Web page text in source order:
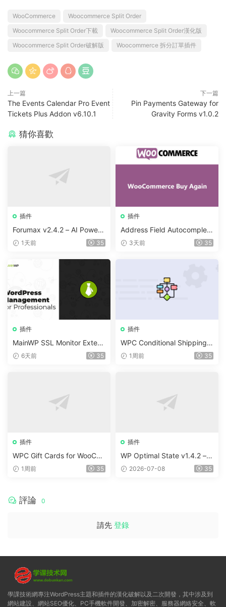
WooCommerce
Woocommerce Split Order
Woocommerce Split Order下載
Woocommerce Split Order漢化版
Woocommerce Split Order破解版
Woocommerce 拆分訂單插件
上一篇
The Events Calendar Pro Event
Tickets Plus Addon v6.10.1
下一篇
Pin Payments Gateway for
Gravity Forms v1.0.2
猜你喜歡
插件
Forumax v2.4.2 – AI Powere
d Advanced Community For
1天前 35
插件
Address Field Autocomplete
For WooCommerce v1.3.2
3天前 35
插件
MainWP SSL Monitor Extens
ion v5.2
6天前 35
插件
WPC Conditional Shipping &
Payments (Premium) v1.0.2
1周前 35
插件
WPC Gift Cards for WooCo
mmerce (Premium) v1.0.2
1周前 35
插件
WP Optimal State v1.4.2 –
WordPress 優化、清理和安
2026-07-08 35
評論 0
請先 登錄
學課技術網專注WordPress主題和插件的漢化破解以及二次開發，其中涉及到
網站建設、網站SEO優化、PC手機軟件開發、加密解密、服務器網絡安全、軟